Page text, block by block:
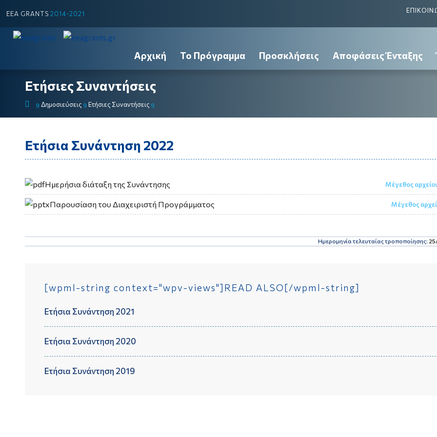
EEA GRANTS2014-2021
Αρχική Το Πρόγραμμα Προσκλήσεις Αποφάσεις Ένταξης
Ετήσιες Συναντήσεις
9 Δημοσιεύσεις 9 Ετήσιες Συναντήσεις 9
Ετήσια Συνάντηση 2022
Ημερήσια διάταξη της Συνάντησης Μέγεθος
Παρουσίαση του Διαχειριστή Προγράμματος Μέγεθος
Ημερομηνία τελευταίας τροποποίησης:
[wpml-string context="wpv-views"]READ ALSO[/wpml-string]
Ετήσια Συνάντηση 2021
Ετήσια Συνάντηση 2020
Ετήσια Συνάντηση 2019